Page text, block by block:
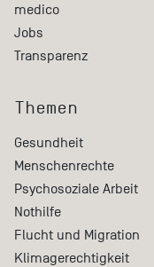
medico
Jobs
Transparenz
Themen
Gesundheit
Menschenrechte
Psychosoziale Arbeit
Nothilfe
Flucht und Migration
Klimagerechtigkeit